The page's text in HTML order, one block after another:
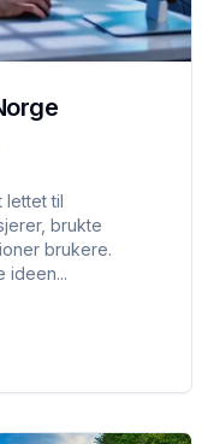
lettet til
brukte
brukere.
ideen...